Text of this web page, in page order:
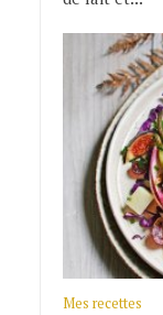
Mes recettes